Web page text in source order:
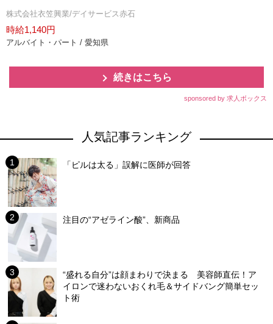
株式会社衣笠興業/デイサービス赤石
時給1,140円
アルバイト・パート / 愛知県
続きはこちら
sponsored by 求人ボックス
人気記事ランキング
「ピルは太る」誤解に医師が回答
注目の“アゼライン酸”、新商品
“盛れる自分”は顔まわりで決まる 美容師直伝！ア
イロンで迷わないおくれ毛＆サイドバング簡単セッ
ト術